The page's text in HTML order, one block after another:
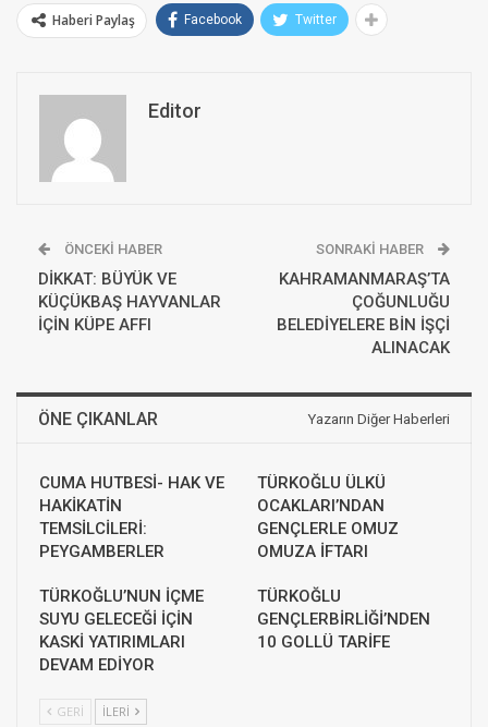
Haberi Paylaş Facebook Twitter
Editor
ÖNCEKI HABER
DİKKAT: BÜYÜK VE
KÜÇÜKBAŞ HAYVANLAR
İÇİN KÜPE AFFI
SONRAKI HABER
KAHRAMANMARAŞ’TA
ÇOĞUNLUĞU
BELEDİYELERE BİN İŞÇİ
ALINACAK
ÖNE ÇIKANLAR Yazarın Diğer Haberleri
CUMA HUTBESİ- HAK VE
HAKİKATİN
TEMSİLCİLERİ:
PEYGAMBERLER
TÜRKOĞLU ÜLKÜ
OCAKLARI’NDAN
GENÇLERLE OMUZ
OMUZA İFTARI
TÜRKOĞLU’NUN İÇME
SUYU GELECEĞİ İÇİN
KASKİ YATIRIMLARI
DEVAM EDİYOR
TÜRKOĞLU
GENÇLERBİRLİĞİ’NDEN
10 GOLLÜ TARİFE
GERI İLERI